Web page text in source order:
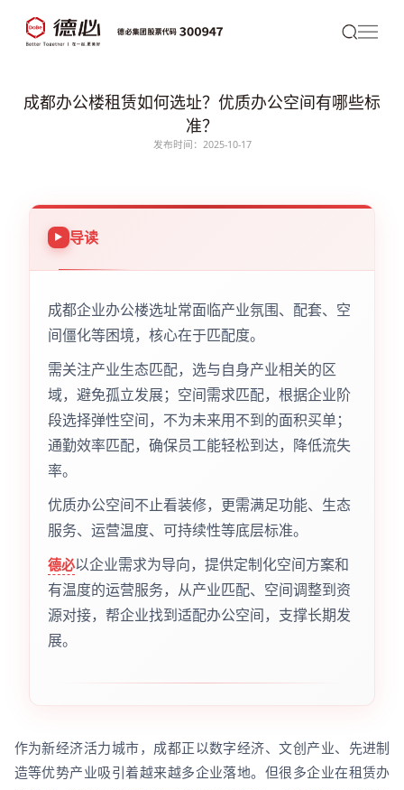
成都办公楼租赁如何选址？优质办公空间有哪些标
准？
发布时间：2025-10-17
导读
成都企业办公楼选址常面临产业氛围、配套、空
间僵化等困境，核心在于匹配度。
需关注产业生态匹配，选与自身产业相关的区
域，避免孤立发展；空间需求匹配，根据企业阶
段选择弹性空间，不为未来用不到的面积买单；
通勤效率匹配，确保员工能轻松到达，降低流失
率。
优质办公空间不止看装修，更需满足功能、生态
服务、运营温度、可持续性等底层标准。
德必以企业需求为导向，提供定制化空间方案和
有温度的运营服务，从产业匹配、空间调整到资
源对接，帮企业找到适配办公空间，支撑长期发
展。
作为新经济活力城市，成都正以数字经济、文创产业、先进制
造等优势产业吸引着越来越多企业落地。但很多企业在租赁办